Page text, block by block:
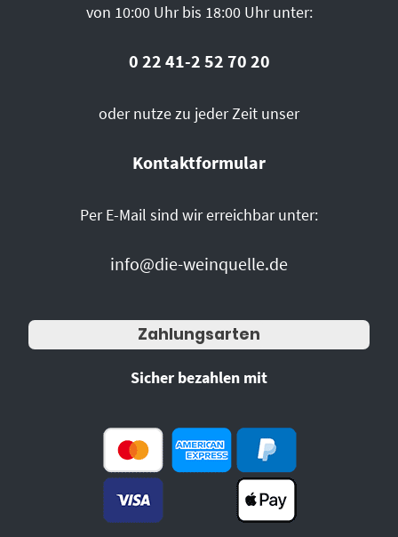
von 10:00 Uhr bis 18:00 Uhr unter:
0 22 41-2 52 70 20
oder nutze zu jeder Zeit unser
Kontaktformular
Per E-Mail sind wir erreichbar unter:
info@die-weinquelle.de
Zahlungsarten
Sicher bezahlen mit